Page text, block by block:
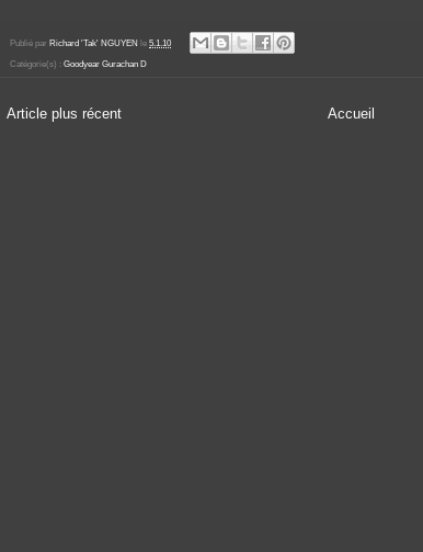
Publié par Richard 'Tak' NGUYEN le 5.1.10
Catégorie(s) : Goodyear Gurachan D
Article plus récent Accueil